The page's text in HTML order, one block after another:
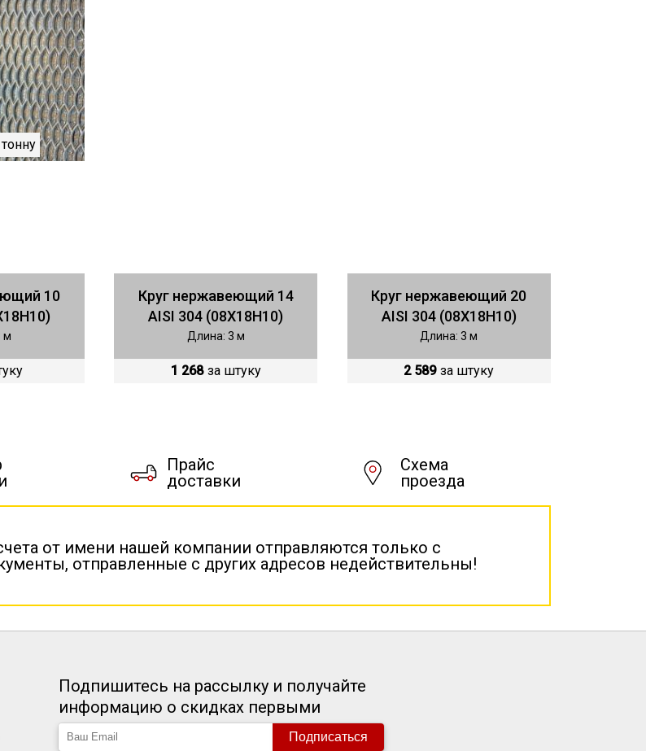
10
м
Круг нержавеющий 14
AISI 304 (08Х18Н10)
Длина: 3 м
1 268 за штуку
Круг нержавеющий 20
AISI 304 (08Х18Н10)
Длина: 3 м
2 589 за штуку
Прайс
доставки
Схема
проезда
от имени нашей компании отправляются только с
отправленные с других адресов недействительны!
Подпишитесь на рассылку и получайте
информацию о скидках первыми
Подписаться